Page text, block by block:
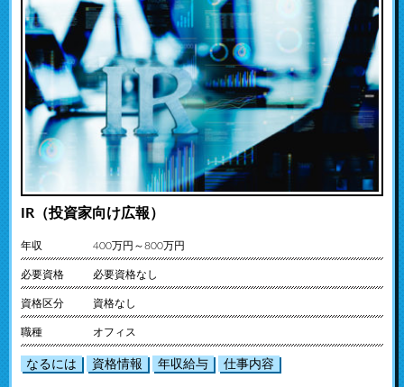
IR（投資家向け広報）
年収 400万円～800万円
必要資格 必要資格なし
資格区分 資格なし
職種 オフィス
なるには 資格情報 年収給与 仕事内容